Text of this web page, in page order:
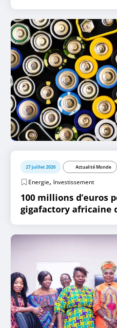
27 juillet 2026 Actualité Monde
Energie, Investissement
100 millions d’euros
gigafactory africaine